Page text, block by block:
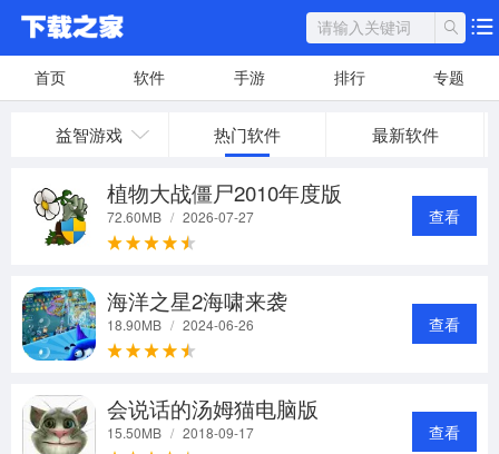
首页 软件 手游 排行 专题
益智游戏 热门软件 最新软件
植物大战僵尸2010年度版
72.60MB / 2026-07-27 查看
海洋之星2海啸来袭
18.90MB / 2024-06-26 查看
会说话的汤姆猫电脑版
15.50MB / 2018-09-17 查看